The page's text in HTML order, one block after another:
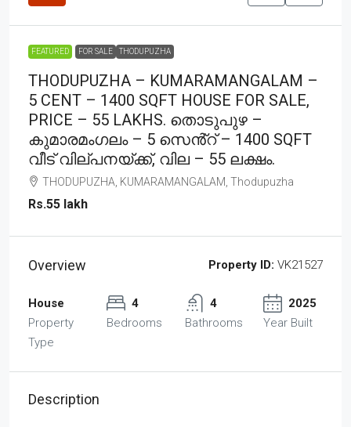
FEATURED FOR SALE THODUPUZHA
THODUPUZHA – KUMARAMANGALAM –
5 CENT – 1400 SQFT HOUSE FOR SALE,
PRICE – 55 LAKHS. തൊടുപുഴ –
കുമാരമംഗലം – 5 സെൻ്റ് – 1400 SQFT
വീട് വില്പനയ്ക്ക്, വില – 55 ലക്ഷം.
THODUPUZHA, KUMARAMANGALAM, Thodupuzha
Rs.55 lakh
Overview Property ID: VK21527
House
Property
Type
4
Bedrooms
4
Bathrooms
2025
Year Built
Description